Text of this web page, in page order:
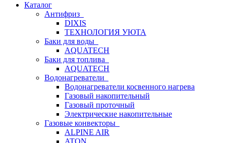
Каталог
Антифриз
DIXIS
ТЕХНОЛОГИЯ УЮТА
Баки для воды
AQUATECH
Баки для топлива
AQUATECH
Водонагреватели
Водонагреватели косвенного нагрева
Газовый накопительный
Газовый проточный
Электрические накопительные
Газовые конвекторы
ALPINE AIR
ATON